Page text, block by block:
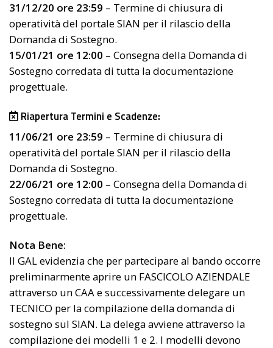
31/12/20 ore 23:59 – Termine di chiusura di
operatività del portale SIAN per il rilascio della
Domanda di Sostegno.
15/01/21 ore 12:00 – Consegna della Domanda di
Sostegno corredata di tutta la documentazione
progettuale.
Riapertura Termini e Scadenze:
11/06/21 ore 23:59 – Termine di chiusura di
operatività del portale SIAN per il rilascio della
Domanda di Sostegno.
22/06/21 ore 12:00 – Consegna della Domanda di
Sostegno corredata di tutta la documentazione
progettuale.
Nota Bene:
Il GAL evidenzia che per partecipare al bando occorre
preliminarmente aprire un FASCICOLO AZIENDALE
attraverso un CAA e successivamente delegare un
TECNICO per la compilazione della domanda di
sostegno sul SIAN. La delega avviene attraverso la
compilazione dei modelli 1 e 2. I modelli devono